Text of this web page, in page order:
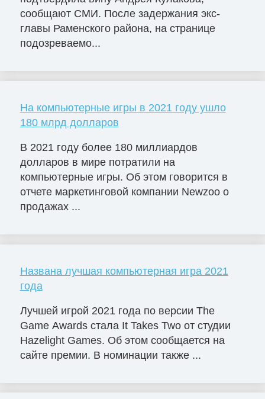
сообщают СМИ. После задержания экс-
главы Раменского района, на странице
подозреваемо...
На компьютерные игры в 2021 году ушло
180 млрд долларов
В 2021 году более 180 миллиардов
долларов в мире потратили на
компьютерные игры. Об этом говорится в
отчете маркетинговой компании Newzoo о
продажах ...
Названа лучшая компьютерная игра 2021
года
Лучшей игрой 2021 года по версии The
Game Awards стала It Takes Two от студии
Hazelight Games. Об этом сообщается на
сайте премии. В номинации также ...